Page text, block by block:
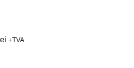
lei +TVA